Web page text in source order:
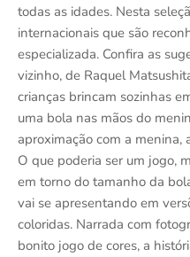
todas as idades. Nesta
internacionais que são
especializada. Confira as
vizinho, de Raquel
crianças brincam sozinhas
uma bola nas mãos do
aproximação com a menina,
O que poderia ser um jogo,
em torno do tamanho da
vai se apresentando em
coloridas. Narrada com
bonito jogo de cores, a